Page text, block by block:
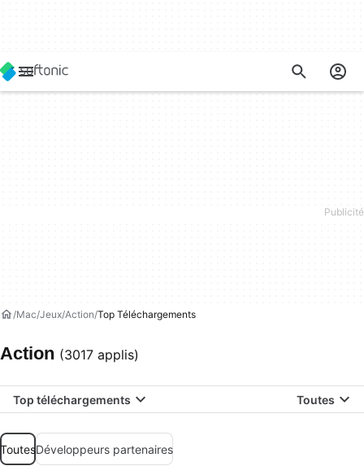
Mac Jeux Action Top Téléchargements
Action (3017 applis)
Top téléchargements Toutes
ToutesDéveloppeurs partenaires